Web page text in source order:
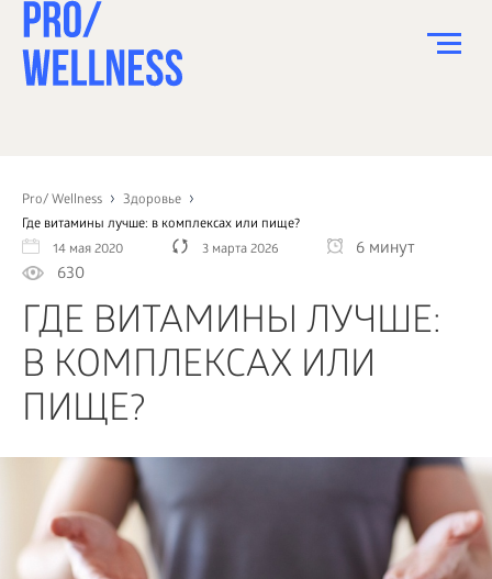
Pro/ Wellness
Здоровье
Где витамины лучше: в комплексах или пище?
14 мая 2020
3 марта 2026
6 минут
630
ГДЕ ВИТАМИНЫ ЛУЧШЕ:
В КОМПЛЕКСАХ ИЛИ
ПИЩЕ?
СПОРТ
ЗДОРОВЬЕ
КРАСОТА
ПСИХОЛОГИЯ
ДЕТИ
ДОМ
КАК?
БИЗНЕС